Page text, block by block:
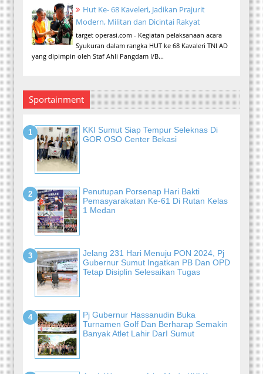
Hut Ke- 68 Kaveleri, Jadikan Prajurit
Modern, Militan dan Dicintai Rakyat
target operasi.com - Kegiatan pelaksanaan acara
Syukuran dalam rangka HUT ke 68 Kavaleri TNI AD
yang dipimpin oleh Staf Ahli Pangdam I/B...
Sportainment
KKI Sumut Siap Tempur Seleknas Di
GOR OSO Center Bekasi
Penutupan Porsenap Hari Bakti
Pemasyarakatan Ke-61 Di Rutan Kelas
1 Medan
Jelang 231 Hari Menuju PON 2024, Pj
Gubernur Sumut Ingatkan PB Dan OPD
Tetap Disiplin Selesaikan Tugas
Pj Gubernur Hassanudin Buka
Turnamen Golf Dan Berharap Semakin
Banyak Atlet Lahir DarI Sumut